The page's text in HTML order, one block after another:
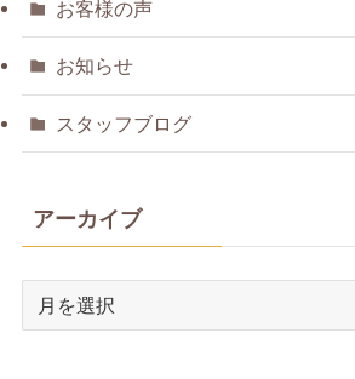
お客様の声
お知らせ
スタッフブログ
アーカイブ